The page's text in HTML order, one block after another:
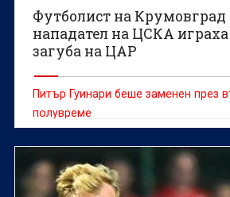
Футболист на
нападател на ЦСКА
загуба на ЦАР
Питър Гуинари беше заменен през
полувреме